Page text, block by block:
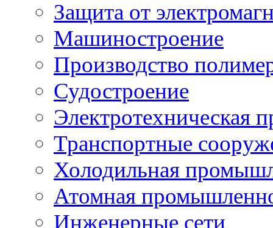
Защита от
Машиностроение
Производство
Судостроение
Электротехническая
Транспортные
Холодильная
Атомная
Инженерные сети